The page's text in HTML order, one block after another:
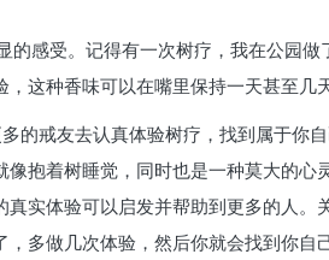
感受。记得有一次树疗，我在公园
这种香味可以在嘴里保持一天甚至几
的戒友去认真体验树疗，找到属于你
抱着树睡觉，同时也是一种莫大的
实体验可以启发并帮助到更多的人
多做几次体验，然后你就会找到你自